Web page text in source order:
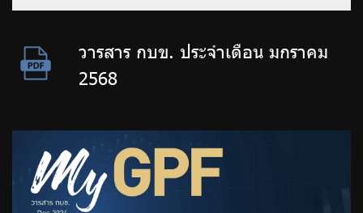
วารสาร กบข. ประจำเดือน มกราคม
2568